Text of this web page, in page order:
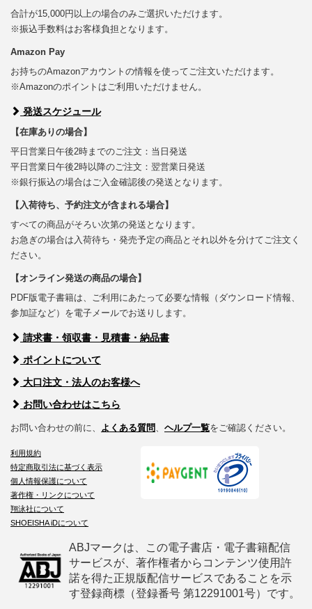
合計が15,000円以上の場合のみご選択いただけます。
※振込手数料はお客様負担となります。
Amazon Pay
お持ちのAmazonアカウントの情報を使ってご注文いただけます。
※Amazonのポイントはご利用いただけません。
発送スケジュール
【在庫ありの場合】
平日営業日午後2時までのご注文：当日発送
平日営業日午後2時以降のご注文：翌営業日発送
※銀行振込の場合はご入金確認後の発送となります。
【入荷待ち、予約注文が含まれる場合】
すべての商品がそろい次第の発送となります。
お急ぎの場合は入荷待ち・発売予定の商品とそれ以外を分けてご注文く
ださい。
【オンライン発送の商品の場合】
PDF版電子書籍は、ご利用にあたって必要な情報（ダウンロード情報、
参加証など）を電子メールでお送りします。
請求書・領収書・見積書・納品書
ポイントについて
大口注文・法人のお客様へ
お問い合わせはこちら
お問い合わせの前に、 よくある質問 ヘルプ一覧をご確認ください。
利用規約
特定商取引法に基づく表示
個人情報保護について
著作権・リンクについて
翔泳社について
SHOEISHA iDについて
ABJマークは、この電子書店・電子書籍配信
サービスが、著作権者からコンテンツ使用許
諾を得た正規版配信サービスであることを示
す登録商標（登録番号 第12291001号）です。